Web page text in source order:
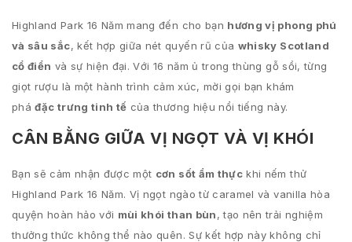
Highland Park 16 Năm mang đến cho bạn hương vị phong phú
và sâu sắc, kết hợp giữa nét quyến rũ của whisky Scotland
cổ điển và sự hiện đại. Với 16 năm ủ trong thùng gỗ sồi, từng
giọt rượu là một hành trình cảm xúc, mời gọi bạn khám
pháđặc trưng tinh tế của thương hiệu nổi tiếng này.
CÂN BẰNG GIỮA VỊ NGỌT VÀ VỊ KHÓI
Bạn sẽ cảm nhận được một cơn sốt ẩm thực khi nếm thử
Highland Park 16 Năm. Vị ngọt ngào từ caramel và vanilla hòa
quyện hoàn hảo với mùi khói than bùn, tạo nên trải nghiệm
thưởng thức không thể nào quên. Sự kết hợp này không chỉ